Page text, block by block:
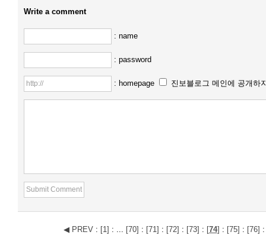
Write a comment
: name
: password
: homepage 진보블로그 메인에 공개하
◀ PREV : [1] : [70] : [71] : [72] : [73] : [74] : [75] : [76]